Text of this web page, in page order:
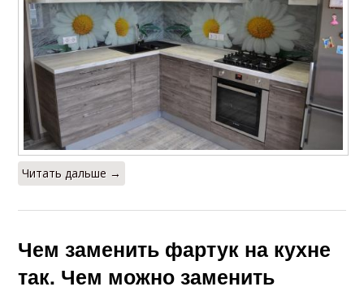
Читать дальше →
Чем заменить фартук на кухне
так. Чем можно заменить